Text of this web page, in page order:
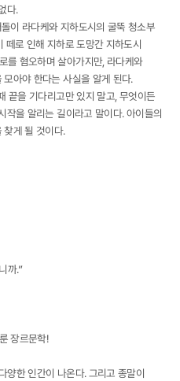
다.
이 라다케와 지하도시의 굴뚝 청소부
떼로 인해 지하로 도망간 지하도시
를 혐오하며 살아가지만, 라다케와
아야 한다는 사실을 알게 된다.
끝을 기다리고만 있지 말고, 무엇이든
을 알리는 길이라고 말이다. 아이들의
찾게 될 것이다.
까.”
장르문학!
양한 인간이 나온다. 그리고 종말이